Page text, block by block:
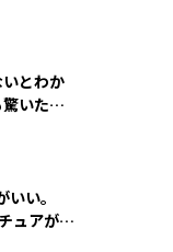
いとわか
いた
い。
ュアが選